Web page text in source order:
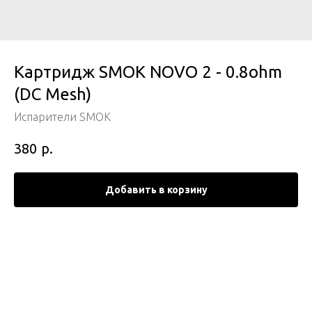
Картридж SMOK NOVO 2 - 0.8ohm
(DC Mesh)
Испарители SMOK
380 р.
Добавить в корзину